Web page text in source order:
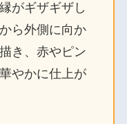
がギザギザし
ら外側に向か
き、赤やピン
やかに仕上が